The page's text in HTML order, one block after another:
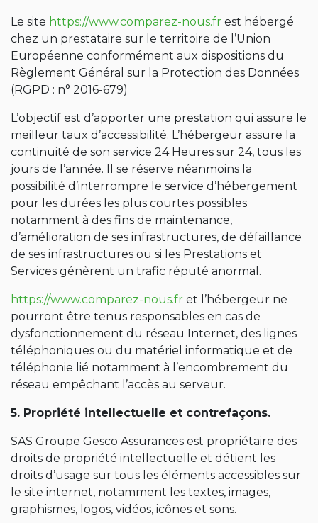
Le site https://www.comparez-nous.fr est hébergé
chez un prestataire sur le territoire de l’Union
Européenne conformément aux dispositions du
Règlement Général sur la Protection des Données
(RGPD : n° 2016-679)
L’objectif est d’apporter une prestation qui assure le
meilleur taux d’accessibilité. L’hébergeur assure la
continuité de son service 24 Heures sur 24, tous les
jours de l’année. Il se réserve néanmoins la
possibilité d’interrompre le service d’hébergement
pour les durées les plus courtes possibles
notamment à des fins de maintenance,
d’amélioration de ses infrastructures, de défaillance
de ses infrastructures ou si les Prestations et
Services génèrent un trafic réputé anormal.
https://www.comparez-nous.fr et l’hébergeur ne
pourront être tenus responsables en cas de
dysfonctionnement du réseau Internet, des lignes
téléphoniques ou du matériel informatique et de
téléphonie lié notamment à l’encombrement du
réseau empêchant l’accès au serveur.
5. Propriété intellectuelle et contrefaçons.
SAS Groupe Gesco Assurances est propriétaire des
droits de propriété intellectuelle et détient les
droits d’usage sur tous les éléments accessibles sur
le site internet, notamment les textes, images,
graphismes, logos, vidéos, icônes et sons.